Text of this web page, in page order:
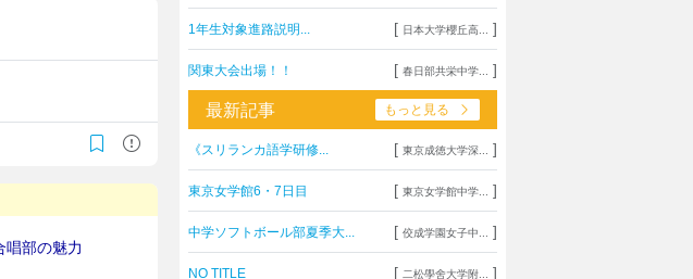
1年生対象進路説明... [ 日本大学櫻丘高... ]
関東大会出場！！ [ 春日部共栄中学... ]
最新記事 もっと見る
《スリランカ語学研修... [ 東京成徳大学深... ]
東京女学館6・7日目 [ 東京女学館中学... ]
中学ソフトボール部夏季大... [ 佼成学園女子中... ]
NO TITLE [ 二松學舍大学附... ]